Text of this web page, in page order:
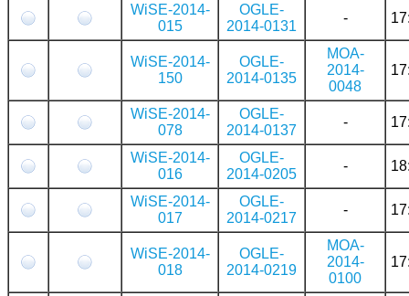
WiSE-2014-
015
OGLE-
2014-0131
-
WiSE-2014-
150
OGLE-
2014-0135
MOA-
2014-
0048
WiSE-2014-
078
OGLE-
2014-0137
-
WiSE-2014-
016
OGLE-
2014-0205
-
WiSE-2014-
017
OGLE-
2014-0217
-
WiSE-2014-
018
OGLE-
2014-0219
MOA-
2014-
0100